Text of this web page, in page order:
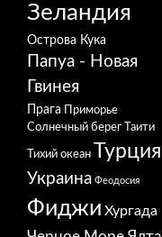
Зеландия
Острова Кука
Папуа - Новая
Гвинея
Прага
Приморье
Солнечный берег
Таити
Тихий океан Турция
Украина Феодосия
Фиджи Хургада